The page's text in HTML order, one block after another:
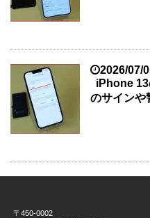
2026/07/
iPhone
のサインや
〒450-0002